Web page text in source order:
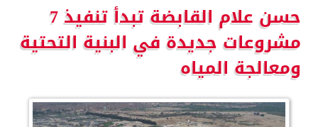
حسن علام القابضة تبدأ تنفيذ 7
مشروعات جديدة في البنية التحتية
ومعالجة المياه